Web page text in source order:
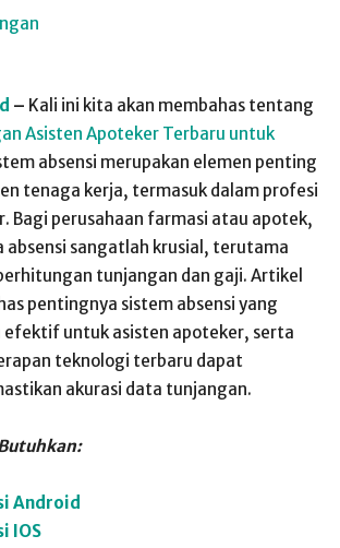
– Kali ini kita akan membahas tentang
Asisten Apoteker Terbaru untuk
absensi merupakan elemen penting
tenaga kerja, termasuk dalam profesi
Bagi perusahaan farmasi atau apotek,
absensi sangatlah krusial, terutama
tunjangan dan gaji. Artikel
pentingnya sistem absensi yang
untuk asisten apoteker, serta
teknologi terbaru dapat
akurasi data tunjangan.
Android
IOS